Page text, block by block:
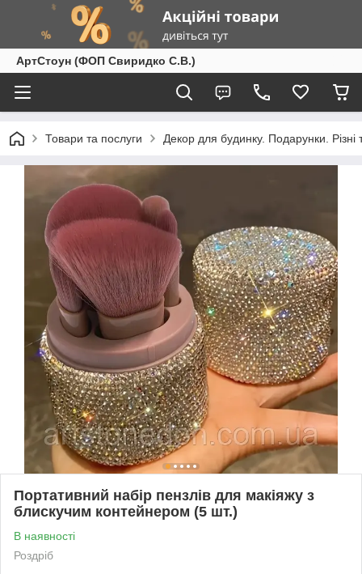
АртСтоун (ФОП Свиридко С.В.)
Товари та послуги Декор для будинку. Подарунки.
Портативний набір пензлів для макіяжу з
блискучим контейнером (5 шт.)
В наявності
Роздріб